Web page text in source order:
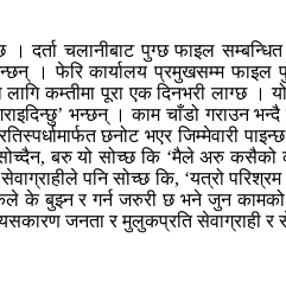
चलानीबाट पुग्छ फाइल
। फेरि कार्यालय प्रमुखसम्म
कम्तीमा पूरा एक दिनभरी लाग्छ
भन्छन् । काम चाँडो गराउन
छनोट भएर
सोच्दैन, बरु यो सोच्छ कि ‘मैले अरु
पनि सोच्छ कि, ‘यत्रो
के बुझ्न र गर्न जरुरी छ भने जुन कामको
जनता र मुलुकप्रति सेवाग्राही